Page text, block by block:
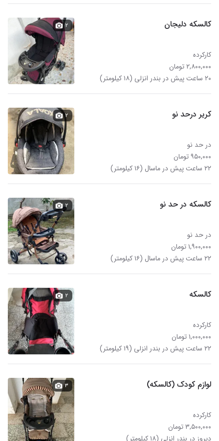
کالسکه دلیجان
کارکرده
۲,۸۰۰,۰۰۰ تومان
۲۰ ساعت پیش در بندر انزلی (۱۸ کیلومتر)
۲
کریر درحد نو
در حد نو
۹۵۰,۰۰۰ تومان
۲۲ ساعت پیش در ماسال (۱۶ کیلومتر)
۲
کالسکه در حد نو
در حد نو
۱,۹۰۰,۰۰۰ تومان
۲۲ ساعت پیش در ماسال (۱۶ کیلومتر)
۲
کالسکه
کارکرده
۱,۰۰۰,۰۰۰ تومان
۲۲ ساعت پیش در بندر انزلی (۱۹ کیلومتر)
۲
لوازم کودک (کالسکه)
کارکرده
۳,۵۰۰,۰۰۰ تومان
دیروز در بندر انزلی (۱۸ کیلومتر)
۳